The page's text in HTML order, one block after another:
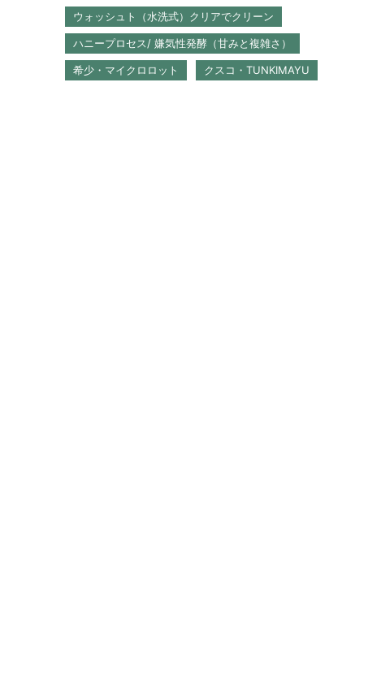
ウォッシュト（水洗式）クリアでクリーン
ハニープロセス/ 嫌気性発酵（甘みと複雑さ）
希少・マイクロロット クスコ・TUNKIMAYU